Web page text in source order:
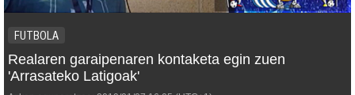
FUTBOLA
Realaren garaipenaren kontaketa egin zuen
'Arrasateko Latigoak'